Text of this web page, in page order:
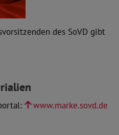
des SoVD gibt
www.marke.sovd.de